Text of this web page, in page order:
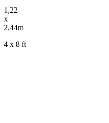
1,22
x
2,44m
4 x 8 ft